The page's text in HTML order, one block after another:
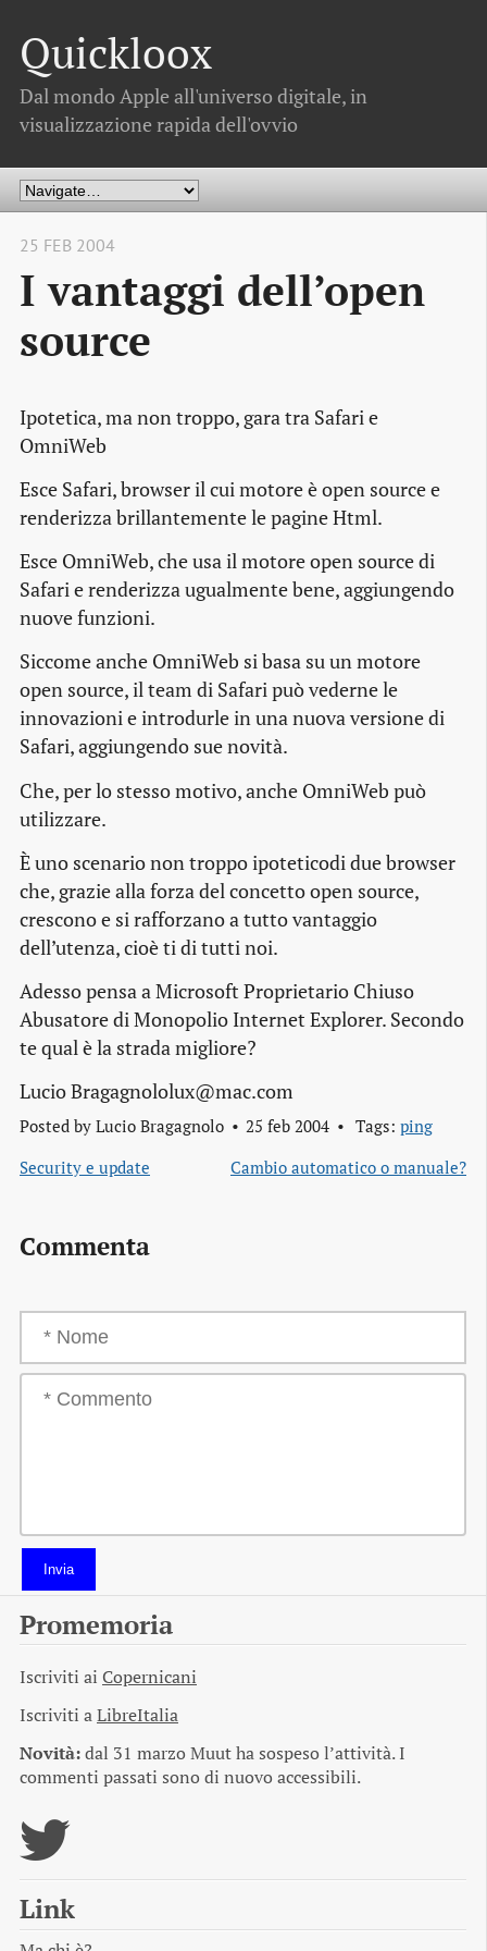
Quickloox
Dal mondo Apple all'universo digitale, in
visualizzazione rapida dell'ovvio
25 FEB 2004
I vantaggi dell’open
source
Ipotetica, ma non troppo, gara tra Safari e
OmniWeb
Esce Safari, browser il cui motore è open source e
renderizza brillantemente le pagine Html.
Esce OmniWeb, che usa il motore open source di
Safari e renderizza ugualmente bene, aggiungendo
nuove funzioni.
Siccome anche OmniWeb si basa su un motore
open source, il team di Safari può vederne le
innovazioni e introdurle in una nuova versione di
Safari, aggiungendo sue novità.
Che, per lo stesso motivo, anche OmniWeb può
utilizzare.
È uno scenario non troppo ipoteticodi due browser
che, grazie alla forza del concetto open source,
crescono e si rafforzano a tutto vantaggio
dell’utenza, cioè ti di tutti noi.
Adesso pensa a Microsoft Proprietario Chiuso
Abusatore di Monopolio Internet Explorer. Secondo
te qual è la strada migliore?
Lucio Bragagnololux@mac.com
Posted by Lucio Bragagnolo 25 feb 2004 Tags: ping
Security e update
Cambio automatico o manuale?
Commenta
Invia
Promemoria
Iscriviti ai Copernicani
Iscriviti aLibreItalia
Novità:dal 31 marzo Muut ha sospeso l’attività. I
commenti passati sono di nuovo accessibili.
Link